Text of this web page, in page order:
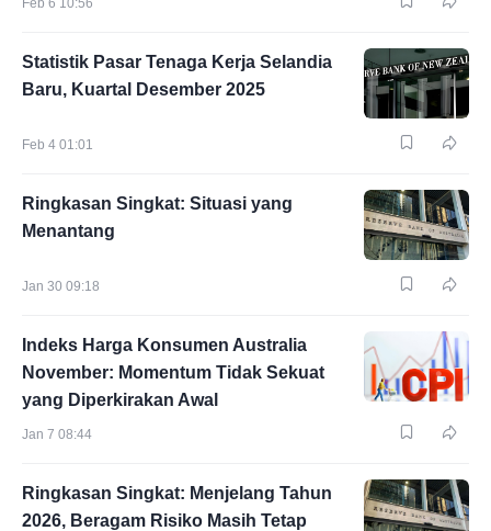
Feb 6 10:56
Statistik Pasar Tenaga Kerja Selandia
Baru, Kuartal Desember 2025
Feb 4 01:01
Ringkasan Singkat: Situasi yang
Menantang
Jan 30 09:18
Indeks Harga Konsumen Australia
November: Momentum Tidak Sekuat
yang Diperkirakan Awal
Jan 7 08:44
Ringkasan Singkat: Menjelang Tahun
2026, Beragam Risiko Masih Tetap